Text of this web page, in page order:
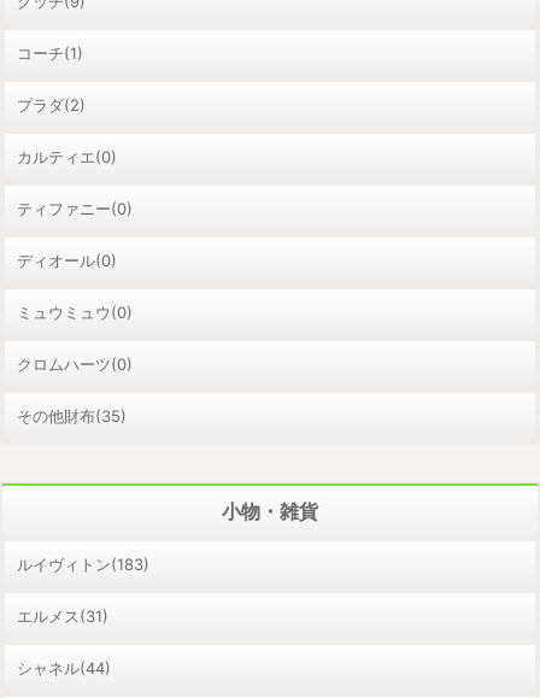
コーチ(1)
プラダ(2)
カルティエ(0)
ティファニー(0)
ディオール(0)
ミュウミュウ(0)
クロムハーツ(0)
その他財布(35)
小物・雑貨
ルイヴィトン(183)
エルメス(31)
シャネル(44)